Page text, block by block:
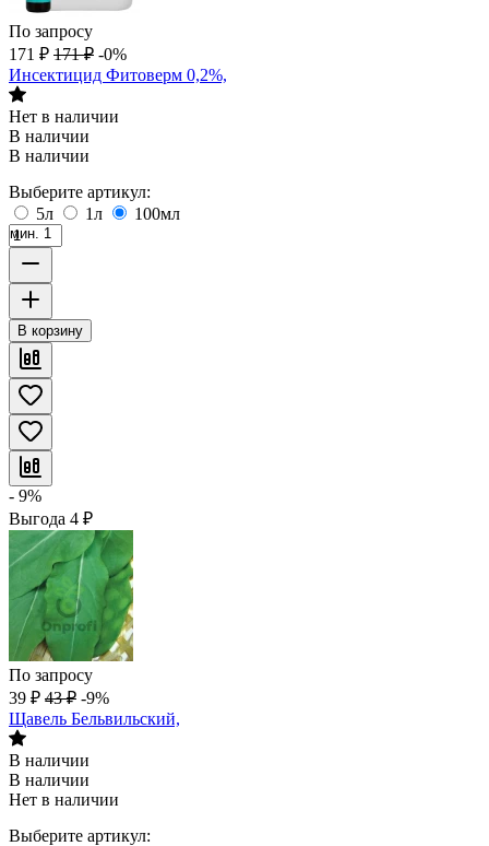
По запросу
171 ₽ 171 ₽ -0%
Инсектицид Фитоверм 0,2%,
Нет в наличии
В наличии
В наличии
Выберите артикул:
5л
1л 100мл
мин. 1
В корзину
- 9%
Выгода 4 ₽
По запросу
39 ₽ 43 ₽ -9%
Щавель Бельвильский,
В наличии
В наличии
Нет в наличии
Выберите артикул: